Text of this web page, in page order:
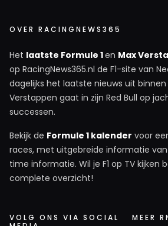
OVER RACINGNEWS365
Het laatste Formule 1en Max
op RacingNews365.nl de F1-site van
dagelijks het laatste nieuws uit
Verstappen gaat in zijn Red Bull op
successen.
Bekijk de Formule 1 kalender voor
races, met uitgebreide informatie
time informatie. Wil je F1 op TV kijken
complete overzicht!
VOLG ONS VIA SOCIAL
MEER